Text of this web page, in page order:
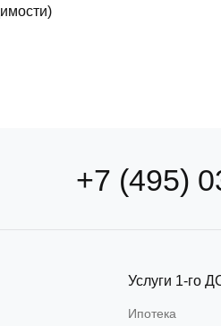
+7 (495)
Услуги 1-го
Ипотека